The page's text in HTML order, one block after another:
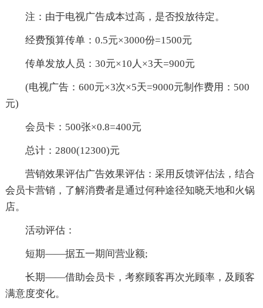
注：由于电视广告成本过高，是否投放待定。
经费预算传单：0.5元×3000份=1500元
传单发放人员：30元×10人×3天=900元
(电视广告：600元×3次×5天=9000元制作费用：500
元)
会员卡：500张×0.8=400元
总计：2800(12300)元
营销效果评估广告效果评估：采用反馈评估法，结合
会员卡营销，了解消费者是通过何种途径知晓天地和火锅
店。
活动评估：
短期——据五一期间营业额;
长期——借助会员卡，考察顾客再次光顾率，及顾客
满意度变化。